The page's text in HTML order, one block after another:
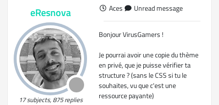
eResnova
17 subjects, 875 replies
Aces Unread message
Bonjour VirusGamers !
Je pourrai avoir une copie du thème
en privé, que je puisse vérifier ta
structure ? (sans le CSS si tu le
souhaites, vu que c'est une
ressource payante)